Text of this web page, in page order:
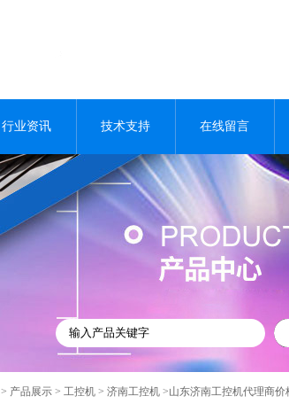
行业资讯 技术支持 在线留言
> 产品展示 > 工控机 > 济南工控机 >山东济南工控机代理商价